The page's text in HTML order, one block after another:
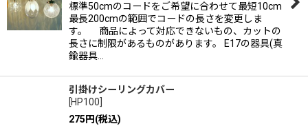
標準50cmのコードをご希望に合わせて最短10cm
最長200cmの範囲でコードの長さを変更しま
す。 商品によって対応できないもの、カットの
長さに制限があるものがあります。 E17の器具(真
鍮器具…
引掛けシーリングカバー
[HP100
275円(税込)